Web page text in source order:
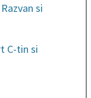
si
C-tin si